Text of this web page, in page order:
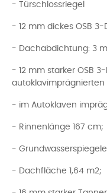
- Türschlossriegel
- 12 mm dickes OSB 3-
- Dachabdichtung: 3
- 12 mm starker OSB
autoklavimprägnierten
- im Autoklaven
- Rinnenlänge 167 cm;
-
- Dachfläche 1,64 m2;